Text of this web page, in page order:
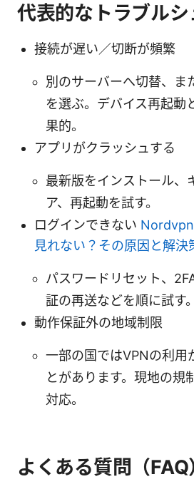
代表的なトラブル
接続が遅い／切断が頻繁
別のサーバーへ切替、ま
を選ぶ。デバイス再起動
果的。
アプリがクラッシュする
最新版をインストール、
ア、再起動を試す。
ログインできない
見れない？その原因と解決
パスワードリセット、
証の再送などを順に試す。
動作保証外の地域制限
一部の国ではVPNの利用
とがあります。現地の規
対応。
よくある質問（FAQ